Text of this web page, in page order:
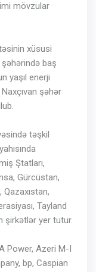
mövzular
xüsusi
şəhərində baş
yaşıl enerji
şəhər
təşkil
Ştatları,
Gürcüstan,
Tayland
şirkətlər yer tutur.
Power, Azeri M-I
bp, Caspian